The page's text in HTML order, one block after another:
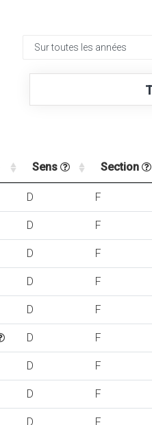
Sens Section
D F
D F
D F
D F
D F
D F
D F
D F
D F